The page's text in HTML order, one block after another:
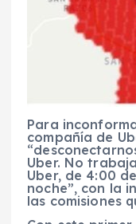
Para
compañía de
Uber. No
Uber, de 4:00
noche”, con la
las comisiones